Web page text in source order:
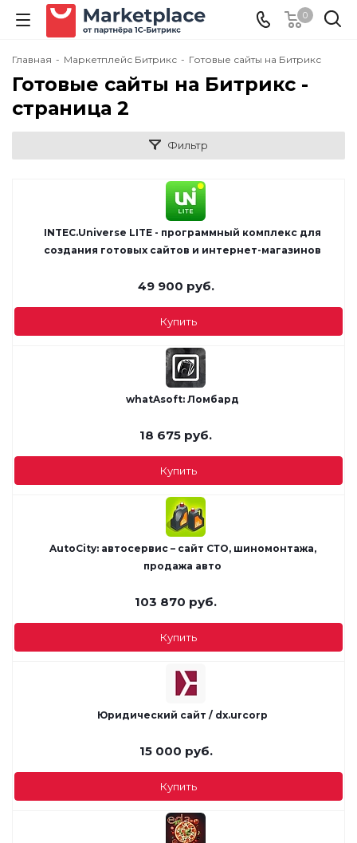
0
Главная - Маркетплейс Битрикс - Готовые сайты на Битрикс
Готовые сайты на Битрикс -
cтраница 2
Фильтр
INTEC.Universe LITE - программный комплекс для
создания готовых сайтов и интернет-магазинов
49 900 руб.
Купить
whatAsoft: Ломбард
18 675 руб.
Купить
AutoCity: автосервис – сайт СТО, шиномонтажа,
продажа авто
103 870 руб.
Купить
Юридический сайт / dx.urcorp
15 000 руб.
Купить